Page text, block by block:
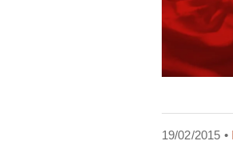
19/02/2015 •